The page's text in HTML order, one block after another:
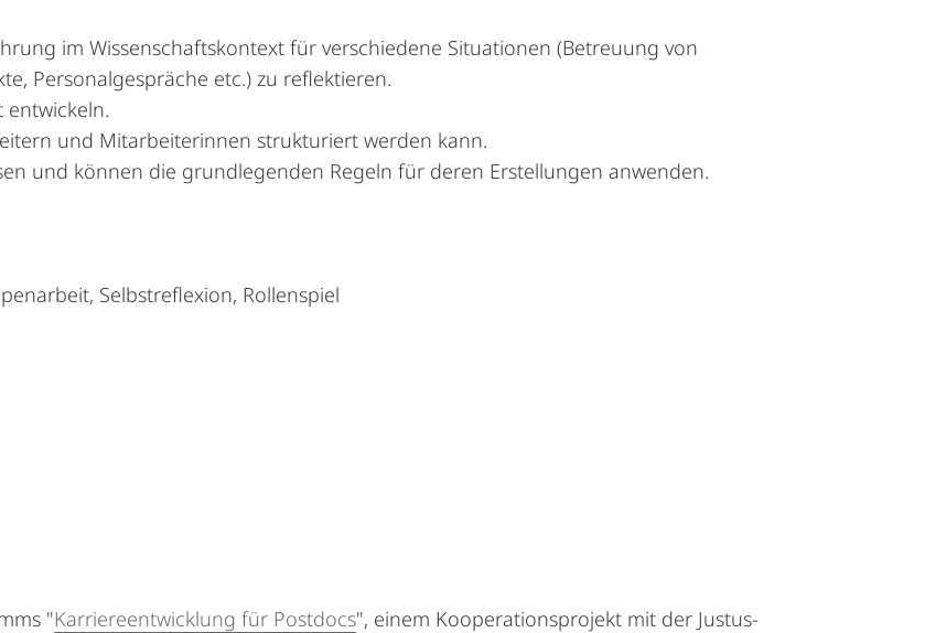
im Wissenschaftskontext für verschiedene Situationen (Betreuung von
Personalgespräche etc.) zu reflektieren.
entwickeln.
und Mitarbeiterinnen strukturiert werden kann.
und können die grundlegenden Regeln für deren Erstellungen anwenden.
Selbstreflexion, Rollenspiel
"Karriereentwicklung für Postdocs", einem Kooperationsprojekt mit der Justus-